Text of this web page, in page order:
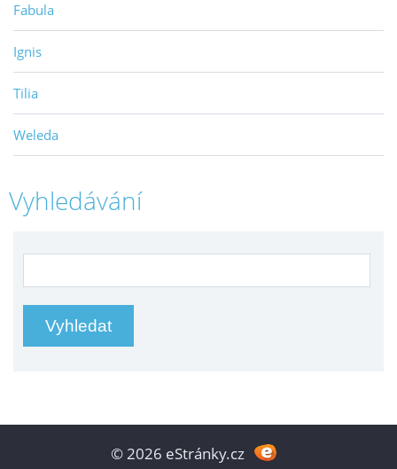
Fabula
Ignis
Tilia
Weleda
Vyhledávání
© 2026 eStránky.cz